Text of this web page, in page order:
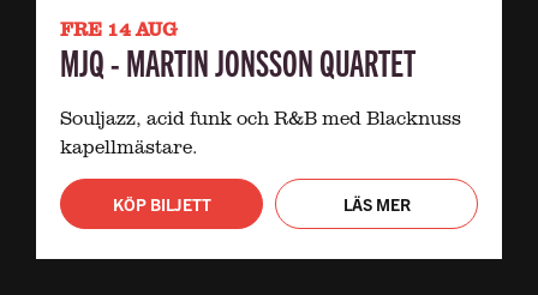
FRE 14 AUG
MJQ - MARTIN JONSSON QUARTET
Souljazz, acid funk och R&B med Blacknuss
kapellmästare.
KÖP BILJETT LÄS MER